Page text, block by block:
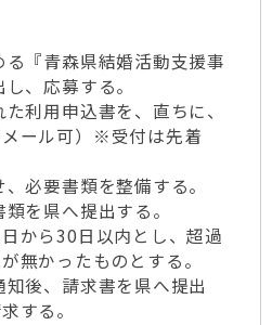
『青森県結婚活動支援事
、応募する。
利用申込書を、直ちに、
ール可）※受付は先着
必要書類を整備する。
を県へ提出する。
から30日以内とし、超過
無かったものとする。
後、請求書を県へ提出
する。